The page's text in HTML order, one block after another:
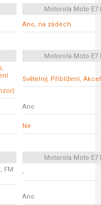
Motorola Moto E7
Ano, na zádech
Motorola Moto E7
Světelný, Přiblížení,
Ano
Ne
Motorola Moto E7
FM
-
Ano